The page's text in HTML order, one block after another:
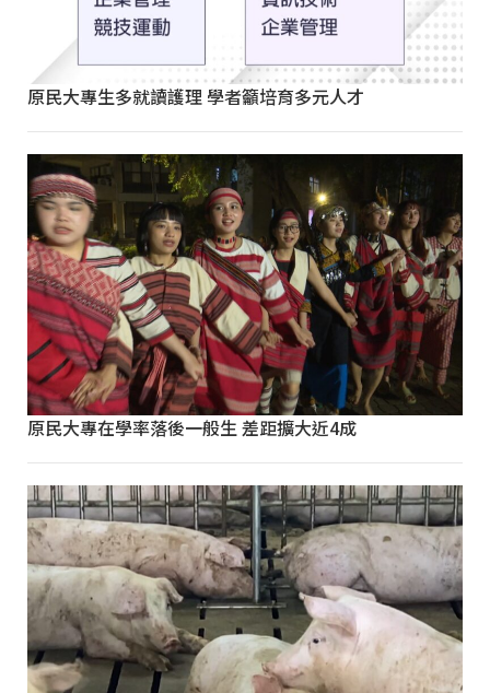
原民大專生多就讀護理 學者籲培育多元人才
原民大專在學率落後一般生 差距擴大近4成